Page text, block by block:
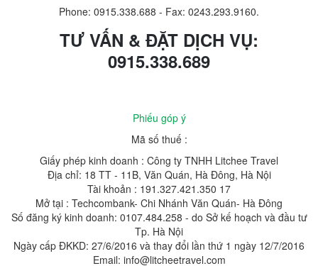
Phone: 0915.338.688 - Fax: 0243.293.9160.
TƯ VẤN & ĐẶT DỊCH VỤ:
0915.338.689
Phiếu góp ý
Mã số thuế :
Giấy phép kinh doanh : Công ty TNHH Litchee Travel
Địa chỉ: 18 TT - 11B, Văn Quán, Hà Đông, Hà Nội
Tài khoản : 191.327.421.350 17
Mở tại : Techcombank- Chi Nhánh Văn Quán- Hà Đông
Số đăng ký kinh doanh: 0107.484.258 - do Sở kế hoạch và đầu tư
Tp. Hà Nội
Ngày cấp ĐKKD: 27/6/2016 và thay đổi lần thứ 1 ngày 12/7/2016
Email: info@litcheetravel.com